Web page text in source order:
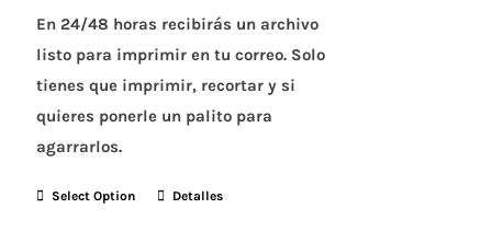
En 24/48 horas recibirás un archivo
listo para imprimir en tu correo. Solo
tienes que imprimir, recortar y si
quieres ponerle un palito para
agarrarlos.
Select Option Detalles